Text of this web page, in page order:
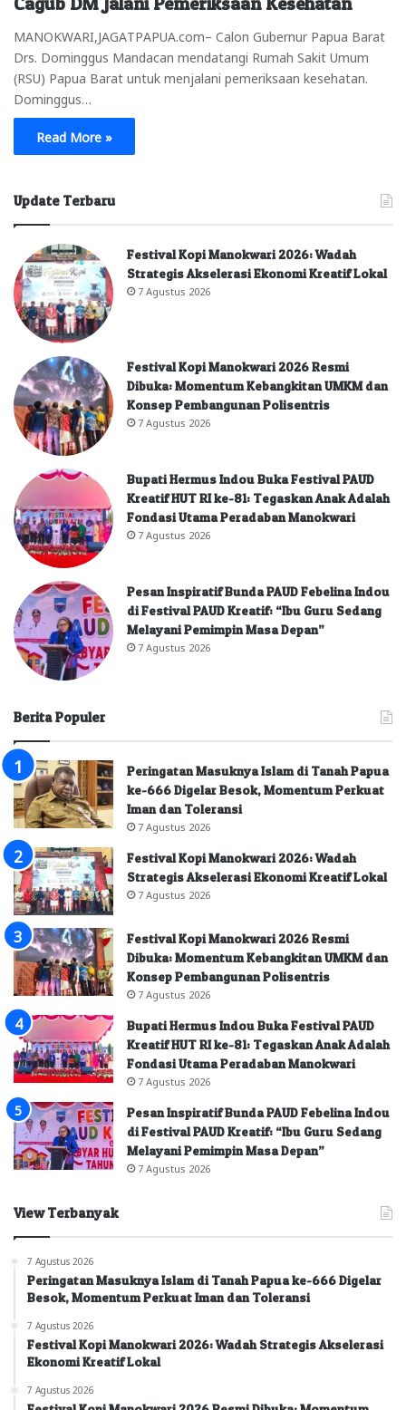
MANOKWARI,JAGATPAPUA.com– Calon Gubernur Papua Barat
Drs. Dominggus Mandacan mendatangi Rumah Sakit Umum
(RSU) Papua Barat untuk menjalani pemeriksaan kesehatan.
Dominggus…
Read More »
Update Terbaru
Festival Kopi Manokwari 2026: Wadah
Strategis Akselerasi Ekonomi Kreatif Lokal
7 Agustus 2026
Festival Kopi Manokwari 2026 Resmi
Dibuka: Momentum Kebangkitan UMKM dan
Konsep Pembangunan Polisentris
7 Agustus 2026
Bupati Hermus Indou Buka Festival PAUD
Kreatif HUT RI ke-81: Tegaskan Anak Adalah
Fondasi Utama Peradaban Manokwari
7 Agustus 2026
Pesan Inspiratif Bunda PAUD Febelina Indou
di Festival PAUD Kreatif: “Ibu Guru Sedang
Melayani Pemimpin Masa Depan”
7 Agustus 2026
Berita Populer
Peringatan Masuknya Islam di Tanah Papua
ke-666 Digelar Besok, Momentum Perkuat
Iman dan Toleransi
7 Agustus 2026
Festival Kopi Manokwari 2026: Wadah
Strategis Akselerasi Ekonomi Kreatif Lokal
7 Agustus 2026
Festival Kopi Manokwari 2026 Resmi
Dibuka: Momentum Kebangkitan UMKM dan
Konsep Pembangunan Polisentris
7 Agustus 2026
Bupati Hermus Indou Buka Festival PAUD
Kreatif HUT RI ke-81: Tegaskan Anak Adalah
Fondasi Utama Peradaban Manokwari
7 Agustus 2026
Pesan Inspiratif Bunda PAUD Febelina Indou
di Festival PAUD Kreatif: “Ibu Guru Sedang
Melayani Pemimpin Masa Depan”
7 Agustus 2026
View Terbanyak
7 Agustus 2026
Peringatan Masuknya Islam di Tanah Papua ke-666 Digelar
Besok, Momentum Perkuat Iman dan Toleransi
7 Agustus 2026
Festival Kopi Manokwari 2026: Wadah Strategis Akselerasi
Ekonomi Kreatif Lokal
7 Agustus 2026